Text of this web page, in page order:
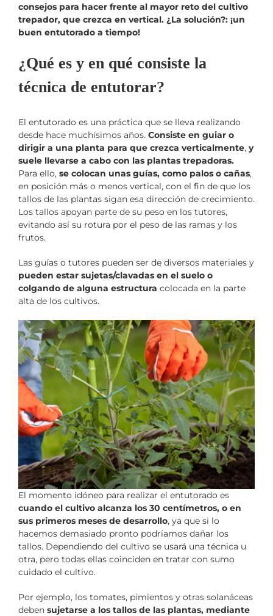
consejos para hacer frente al mayor reto del cultivo
trepador, que crezca en vertical. ¿La solución?: ¡un
buen entutorado a tiempo!
¿Qué es y en qué consiste la
técnica de entutorar?
El entutorado es una práctica que se lleva realizando
desde hace muchísimos años. Consiste en guiar o
dirigir a una planta para que crezca verticalmente, y
suele llevarse a cabo con las plantas trepadoras.
Para ello, se colocan unas guías, como palos o cañas,
en posición más o menos vertical, con el fin de que los
tallos de las plantas sigan esa dirección de crecimiento.
Los tallos apoyan parte de su peso en los tutores,
evitando así su rotura por el peso de las ramas y los
frutos.
Las guías o tutores pueden ser de diversos materiales y
pueden estar sujetas/clavadas en el suelo o
colgando de alguna estructura colocada en la parte
alta de los cultivos.
El momento idóneo para realizar el entutorado es
cuando el cultivo alcanza los 30 centímetros, o en
sus primeros meses de desarrollo, ya que si lo
hacemos demasiado pronto podríamos dañar los
tallos. Dependiendo del cultivo se usará una técnica u
otra, pero todas ellas coinciden en tratar con sumo
cuidado el cultivo.
Por ejemplo, los tomates, pimientos y otras solanáceas
deben sujetarse a los tallos de las plantas, mediante